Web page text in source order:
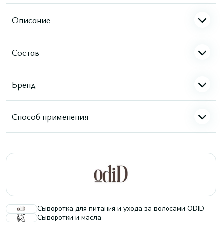
Описание
Состав
Бренд
Способ применения
Сыворотка для питания и ухода за волосами ODID
Сыворотки и масла